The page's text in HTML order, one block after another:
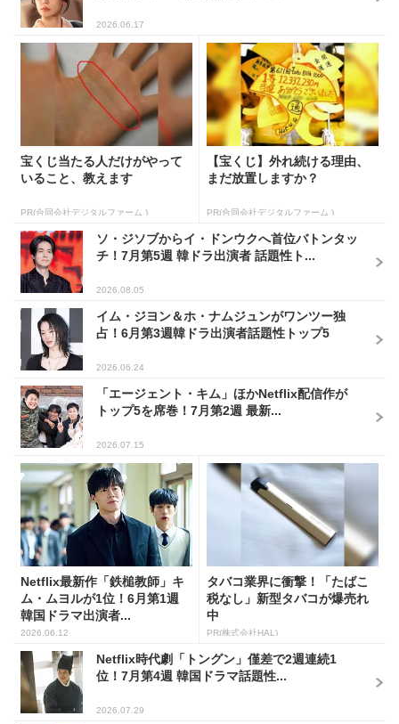
2026.06.17
宝くじ当たる人だけがやって
いること、教えます
PR(合同会社デジタルファーム )
【宝くじ】外れ続ける理由、
まだ放置しますか？
PR(合同会社デジタルファーム )
ソ・ジソブからイ・ドンウクへ首位バトンタッ
チ！7月第5週 韓ドラ出演者 話題性ト...
2026.08.05
イム・ジヨン＆ホ・ナムジュンがワンツー独
占！6月第3週韓ドラ出演者話題性トップ5
2026.06.24
「エージェント・キム」ほかNetflix配信作が
トップ5を席巻！7月第2週 最新...
2026.07.15
Netflix最新作「鉄槌教師」キ
ム・ムヨルが1位！6月第1週
韓国ドラマ出演者...
2026.06.12
タバコ業界に衝撃！「たばこ
税なし」新型タバコが爆売れ
中
PR(株式会社HAL)
Netflix時代劇「トングン」僅差で2週連続1
位！7月第4週 韓国ドラマ話題性...
2026.07.29